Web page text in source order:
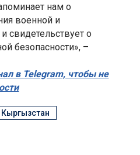
нам о
военной и
свидетельствует о
безопасности», –
в Telegram, чтобы не
Кыргызстан